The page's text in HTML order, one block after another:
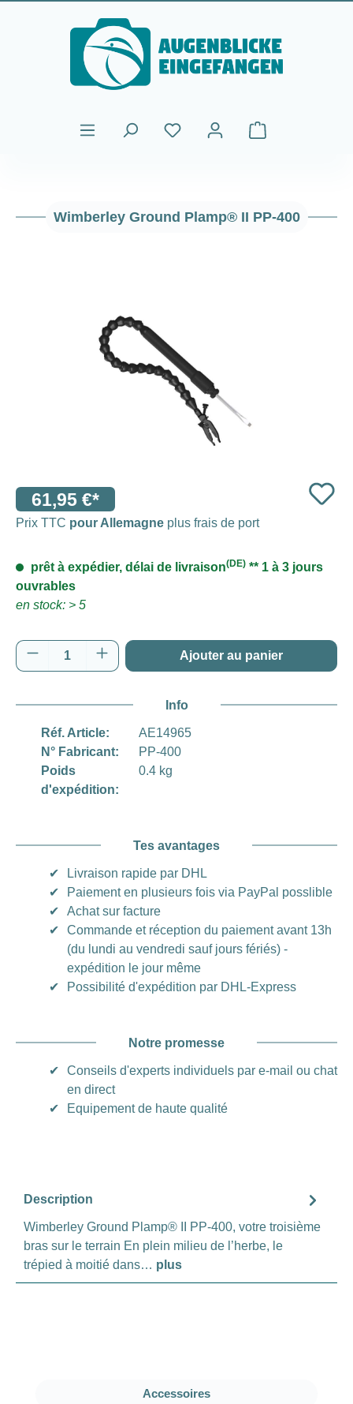
Passer au contenu principal
Le panier
Wimberley Ground Plamp® II PP-400
61,95 €*
Prix TTC pour Allemagne plus frais de port
prêt à expédier, délai de livraison(DE) ** 1 à 3 jours
ouvrables
en stock: > 5
Quantité de produit : Entrez la quantité
Ajouter au panier
Info
Réf. Article:
AE14965
N° Fabricant:
PP-400
Poids
d'expédition:
0.4 kg
Tes avantages
✔
Livraison rapide par DHL
✔
Paiement en plusieurs fois via PayPal posslible
✔
Achat sur facture
✔
Commande et réception du paiement avant 13h
(du lundi au vendredi sauf jours fériés) -
expédition le jour même
✔
Possibilité d'expédition par DHL-Express
Notre promesse
✔
Conseils d'experts individuels par e-mail ou chat
en direct
✔
Equipement de haute qualité
Description
Wimberley Ground Plamp® II PP-400, votre troisième
bras sur le terrain En plein milieu de l’herbe, le
trépied à moitié dans… plus
Ignorer la galerie de produits
Accessoires